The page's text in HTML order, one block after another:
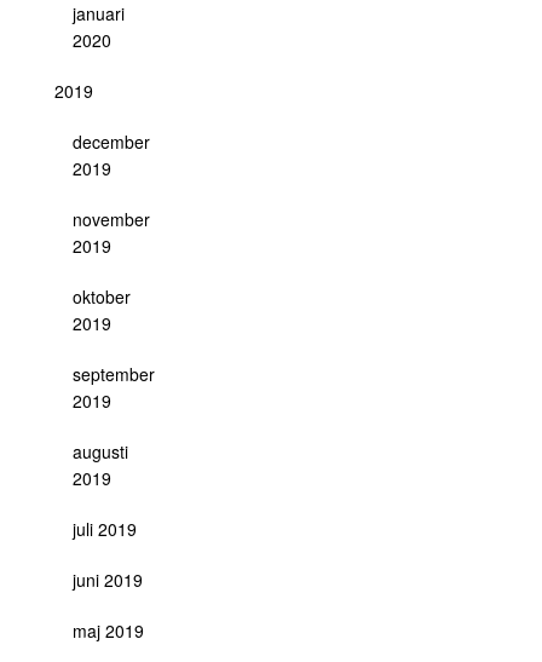
januari
2020
2019
december
2019
november
2019
oktober
2019
september
2019
augusti
2019
juli 2019
juni 2019
maj 2019